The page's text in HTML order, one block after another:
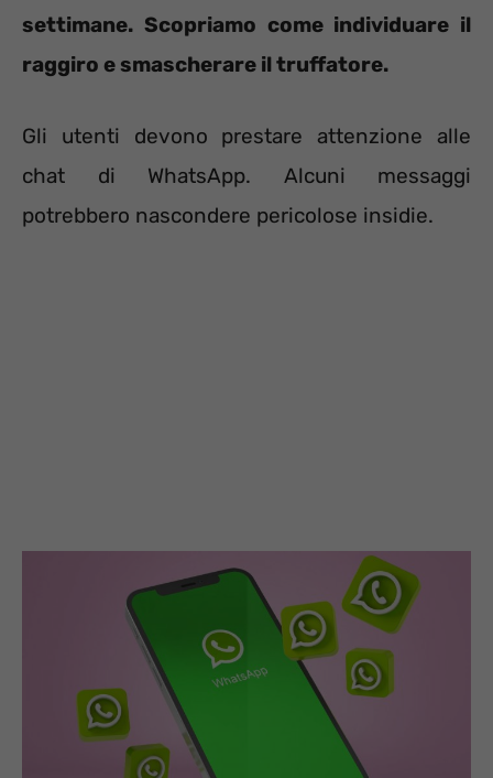
settimane. Scopriamo come individuare il
raggiro e smascherare il truffatore.
Gli utenti devono prestare attenzione alle
chat di WhatsApp. Alcuni messaggi
potrebbero nascondere pericolose insidie.